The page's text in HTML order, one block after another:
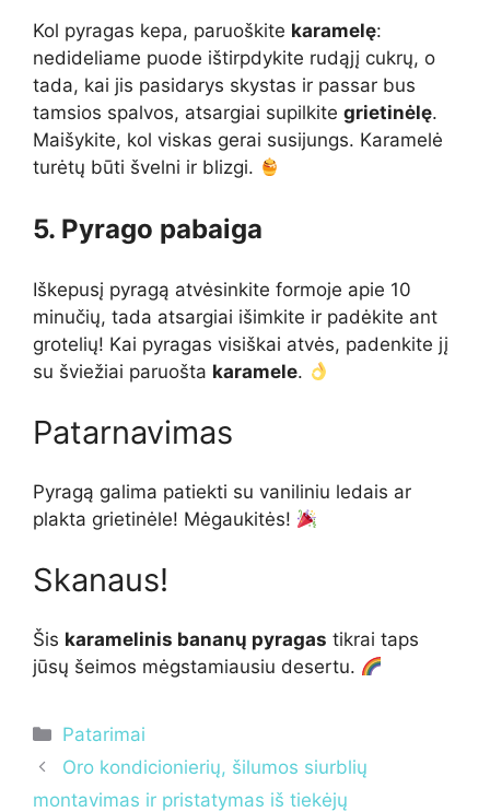
Kol pyragas kepa, paruoškite karamelę:
nedideliame puode ištirpdykite rudąjį cukrų, o
tada, kai jis pasidarys skystas ir passar bus
tamsios spalvos, atsargiai supilkite grietinėlę.
Maišykite, kol viskas gerai susijungs. Karamelė
turėtų būti švelni ir blizgi.
5. Pyrago pabaiga
Iškepusį pyragą atvėsinkite formoje apie 10
minučių, tada atsargiai išimkite ir padėkite ant
grotelių! Kai pyragas visiškai atvės, padenkite jį
su šviežiai paruošta karamele.
Patarnavimas
Pyragą galima patiekti su vaniliniu ledais ar
plakta grietinėle! Mėgaukitės!
Skanaus!
Šis karamelinis bananų pyragas tikrai taps
jūsų šeimos mėgstamiausiu desertu.
Kategorijos
Patarimai
Oro kondicionierių, šilumos siurblių
montavimas ir pristatymas iš tiekėjų